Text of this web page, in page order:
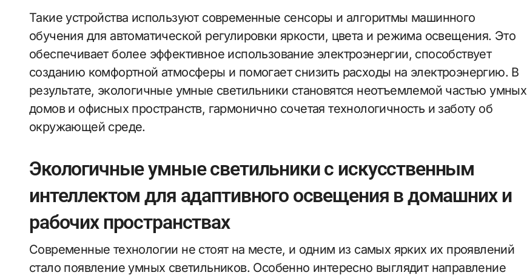
Такие устройства используют современные сенсоры и алгоритмы машинного
обучения для автоматической регулировки яркости, цвета и режима освещения. Это
обеспечивает более эффективное использование электроэнергии, способствует
созданию комфортной атмосферы и помогает снизить расходы на электроэнергию. В
результате, экологичные умные светильники становятся неотъемлемой частью умных
домов и офисных пространств, гармонично сочетая технологичность и заботу об
окружающей среде.
Экологичные умные светильники с искусственным
интеллектом для адаптивного освещения в домашних и
рабочих пространствах
Современные технологии не стоят на месте, и одним из самых ярких их проявлений
стало появление умных светильников. Особенно интересно выглядит направление